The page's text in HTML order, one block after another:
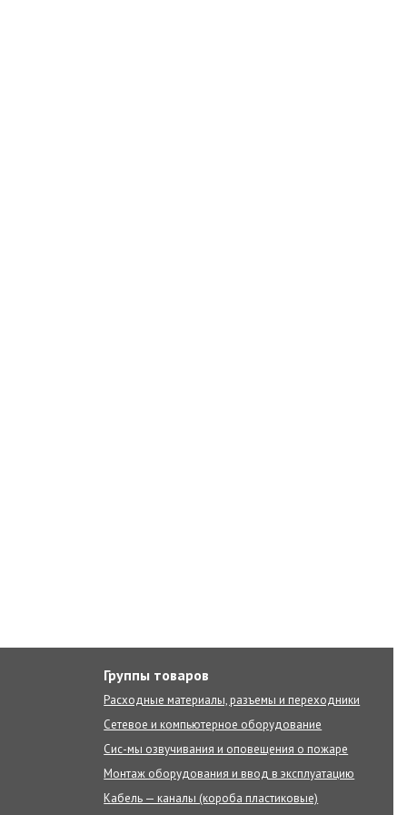
Группы товаров
Расходные материалы, разъемы и переходники
Сетевое и компьютерное оборудование
Сис-мы озвучивания и оповещения о пожаре
Монтаж оборудования и ввод в эксплуатацию
Кабель — каналы (короба пластиковые)